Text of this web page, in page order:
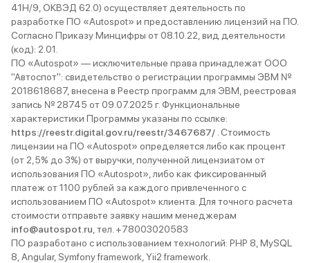
41Н/9, ОКВЭД 62.0) осуществляет деятельность по
разработке ПО «Autospot» и предоставлению лицензий на ПО.
Согласно Приказу Минцифры от 08.10.22, вид деятельности
(код): 2.01.
ПО «Autospot» — исключительные права принадлежат ООО
"Автоспот": свидетельство о регистрации программы ЭВМ №
2018618687, внесена в Реестр программ для ЭВМ, реестровая
запись № 28745 от 09.07.2025 г. Функциональные
характеристики Программы указаны по ссылке:
https://reestr.digital.gov.ru/reestr/3467687/ . Стоимость
лицензии на ПО «Autospot» определяется либо как процент
(от 2,5% до 3%) от выручки, полученной лицензиатом от
использования ПО «Autospot», либо как фиксированный
платеж от 1100 рублей за каждого привлеченного с
использованием ПО «Autospot» клиента. Для точного расчета
стоимости отправьте заявку нашим менеджерам
info@autospot.ru , тел. +78003020583
ПО разработано с использованием технологий: PHP 8, MySQL
8, Angular, Symfony framework, Yii2 framework.